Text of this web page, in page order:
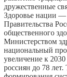
дружественные
Здоровье нации —
Правительства
общественного
Министерством
национальный
увеличение к
россиян до 78 лет.